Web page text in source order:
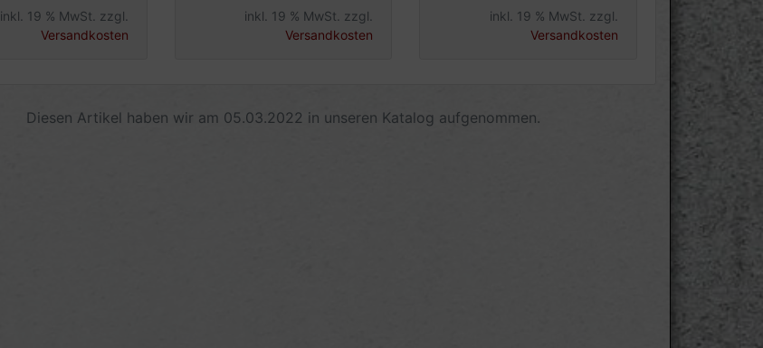
inkl. 19 % MwSt. zzgl.
Versandkosten
inkl. 19 % MwSt. zzgl.
Versandkosten
inkl. 19 % MwSt. zzgl.
Versandkosten
Diesen Artikel haben wir am 05.03.2022 in unseren Katalog aufgenommen.